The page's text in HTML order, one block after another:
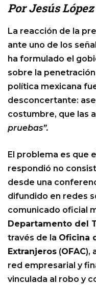
Por Jesús
La reacción de la
ante uno de los
ha formulado el
sobre la
política mexicana
desconcertante:
costumbre, que las
pruebas”.
El problema es que
respondió no
desde una
difundido en redes
comunicado oficial
Departamento del
través de la Oficina
Extranjeros (OFAC),
red empresarial y
vinculada al robo y